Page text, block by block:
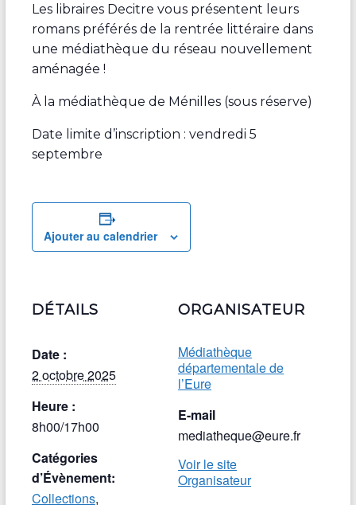
Les libraires Decitre vous présentent leurs
romans préférés de la rentrée littéraire dans
une médiathèque du réseau nouvellement
aménagée !
À la médiathèque de Ménilles (sous réserve)
Date limite d’inscription : vendredi 5
septembre
Ajouter au calendrier
DÉTAILS
Date :
2 octobre 2025
Heure :
8h00/17h00
Catégories
d’Évènement:
Collections,
ORGANISATEUR
Médiathèque
départementale de
l’Eure
E-mail
mediatheque@eure.fr
Voir le site
Organisateur